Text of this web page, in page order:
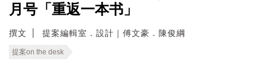
月号「重返一本书」
撰文 提案編輯室．設計｜傅文豪．陳俊綱
提案on the desk